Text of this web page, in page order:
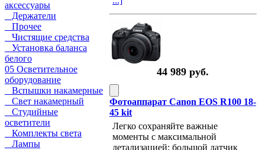
аксессуары
Держатели
Прочее
Чистящие средства
Установка баланса
белого
05 Осветительное
оборудование
Вспышки накамерные
Свет накамерный
Студийные
осветители
Комплекты света
Лампы
44 989 руб.
Фотоаппарат Canon EOS R100 18-
45 kit
Легко сохраняйте важные
моменты с максимальной
детализацией: большой датчик